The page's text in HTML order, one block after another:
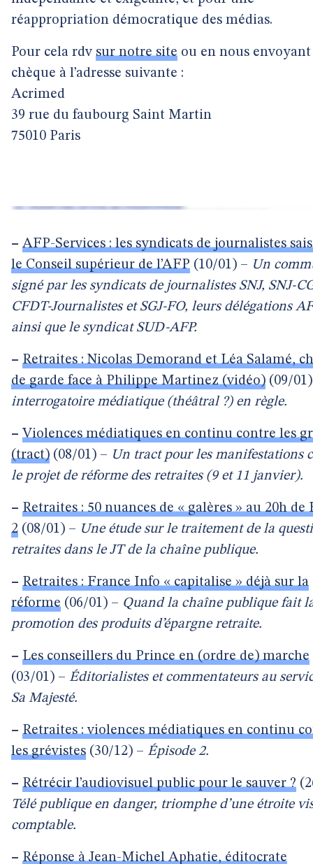
réappropriation démocratique des médias.
Pour cela rdv sur notre site ou en nous
chèque à l’adresse suivante :
Acrimed
39 rue du faubourg Saint Martin
75010 Paris
– AFP-Services : les syndicats de journalistes
le Conseil supérieur de l’AFP (10/01) – Un
signé par les syndicats de journalistes SNJ, SNJ-
CFDT-Journalistes et SGJ-FO, leurs délégations
ainsi que le syndicat SUD-AFP.
– Retraites : Nicolas Demorand et Léa Salamé,
de garde face à Philippe Martinez (vidéo) (09/
interrogatoire médiatique (théâtral ?) en règle.
– Violences médiatiques en continu contre les
(tract) (08/01) – Un tract pour les manifestations
le projet de réforme des retraites (9 et 11 janvier).
– Retraites : 50 nuances de « galères » au 20h de
2 (08/01) – Une étude sur le traitement de la
retraites dans le JT de la chaîne publique.
– Retraites : France Info « capitalise » déjà sur la
réforme (06/01) – Quand la chaîne publique fait
promotion des produits d’épargne retraite.
– Les conseillers du Prince en (ordre de) marche
(03/01) – Éditorialistes et commentateurs au
Sa Majesté.
– Retraites : violences médiatiques en continu
les grévistes (30/12) – Épisode 2.
– Rétrécir l’audiovisuel public pour le sauver ?
Télé publique en danger, triomphe d’une étroite
comptable.
– Réponse à Jean-Michel Aphatie, éditocrate